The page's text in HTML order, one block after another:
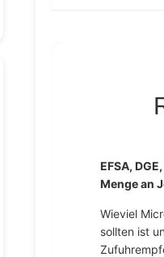
EFSA,
Menge an
Wieviel
sollten ist